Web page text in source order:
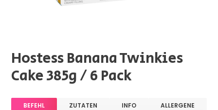
Hostess Banana Twinkies
Cake 385g / 6 Pack
BEFEHL ZUTATEN INFO
ALLERGENE